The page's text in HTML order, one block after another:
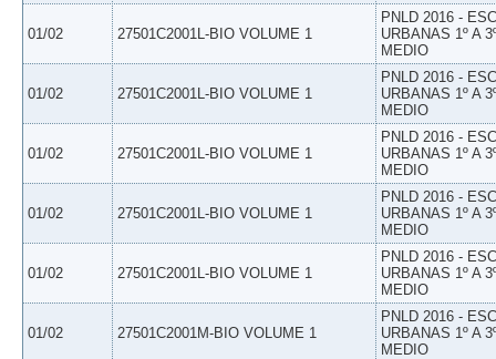
01/02 27501C2001L-BIO VOLUME 1
PNLD 2016 -
URBANAS 1º A
MEDIO
01/02 27501C2001L-BIO VOLUME 1
PNLD 2016 -
URBANAS 1º A
MEDIO
01/02 27501C2001L-BIO VOLUME 1
PNLD 2016 -
URBANAS 1º A
MEDIO
01/02 27501C2001L-BIO VOLUME 1
PNLD 2016 -
URBANAS 1º A
MEDIO
01/02 27501C2001L-BIO VOLUME 1
PNLD 2016 -
URBANAS 1º A
MEDIO
01/02 27501C2001M-BIO VOLUME 1
PNLD 2016 -
URBANAS 1º A
MEDIO